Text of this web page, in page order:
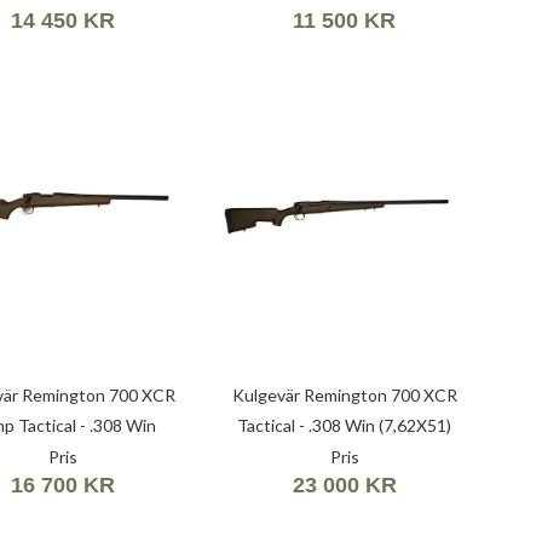
14 450 KR 11 500 KR
Remington 700 XCR
Tactical - .308 Win
(7,62X51)
Pris
16 700 KR
Kulgevär Remington 700 XCR
Tactical - .308 Win (7,62X51)
Pris
23 000 KR